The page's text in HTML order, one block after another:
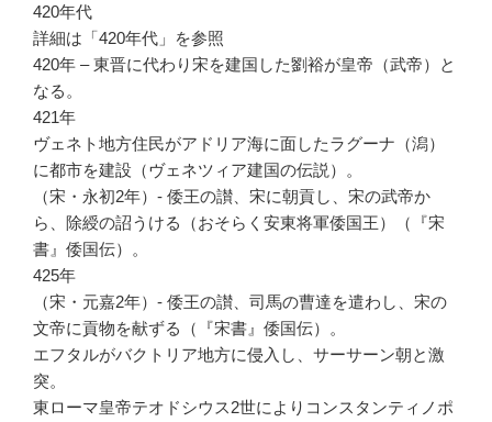
420年代
詳細は「420年代」を参照
420年 – 東晋に代わり宋を建国した劉裕が皇帝（武帝）と
なる。
421年
ヴェネト地方住民がアドリア海に面したラグーナ（潟）
に都市を建設（ヴェネツィア建国の伝説）。
（宋・永初2年）- 倭王の讃、宋に朝貢し、宋の武帝か
ら、除綬の詔うける（おそらく安東将軍倭国王）（『宋
書』倭国伝）。
425年
（宋・元嘉2年）- 倭王の讃、司馬の曹達を遣わし、宋の
文帝に貢物を献ずる（『宋書』倭国伝）。
エフタルがバクトリア地方に侵入し、サーサーン朝と激
突。
東ローマ皇帝テオドシウス2世によりコンスタンティノポ